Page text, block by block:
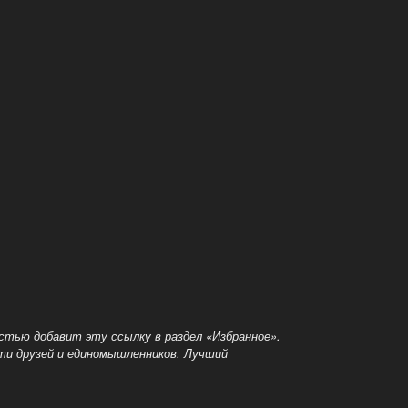
добавит эту ссылку в раздел «Избранное».
друзей и единомышленников. Лучший